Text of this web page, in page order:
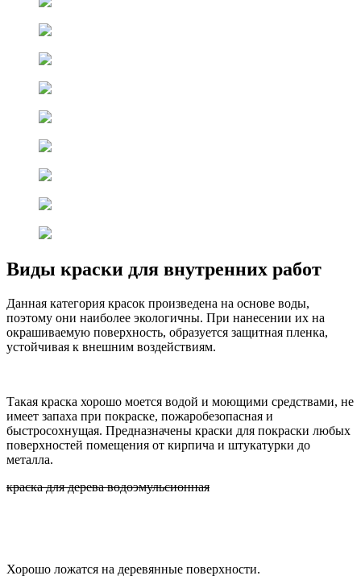
Виды краски для внутренних работ
Данная категория красок произведена на основе воды,
поэтому они наиболее экологичны. При нанесении их на
окрашиваемую поверхность, образуется защитная пленка,
устойчивая к внешним воздействиям.
Такая краска хорошо моется водой и моющими средствами, не
имеет запаха при покраске, пожаробезопасная и
быстросохнущая. Предназначены краски для покраски любых
поверхностей помещения от кирпича и штукатурки до
металла.
краска для дерева водоэмульсионная
Хорошо ложатся на деревянные поверхности.